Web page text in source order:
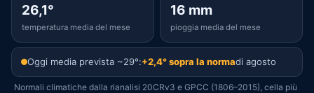
26,1°
temperatura media del mese
16 mm
pioggia media del mese
Oggi media prevista ~29°:+2,4° sopra la normadi agosto
Normali climatiche dalla rianalisi 20CRv3 e GPCC (1806–2015), cella più